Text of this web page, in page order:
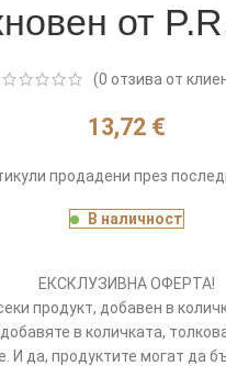
от
(0 отзива от
13,72 €
продадени през
В наличност
ЕКСКЛУЗИВНА ОФЕРТА!
продукт, добавен в
в количката,
И да, продуктите могат да